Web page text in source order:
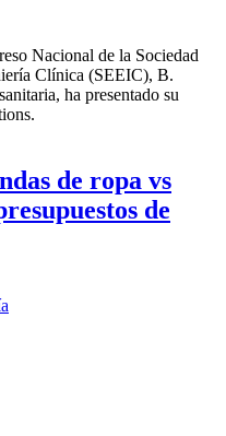
Nacional de la Sociedad
Clínica (SEEIC), B.
ha presentado su
de ropa vs
de